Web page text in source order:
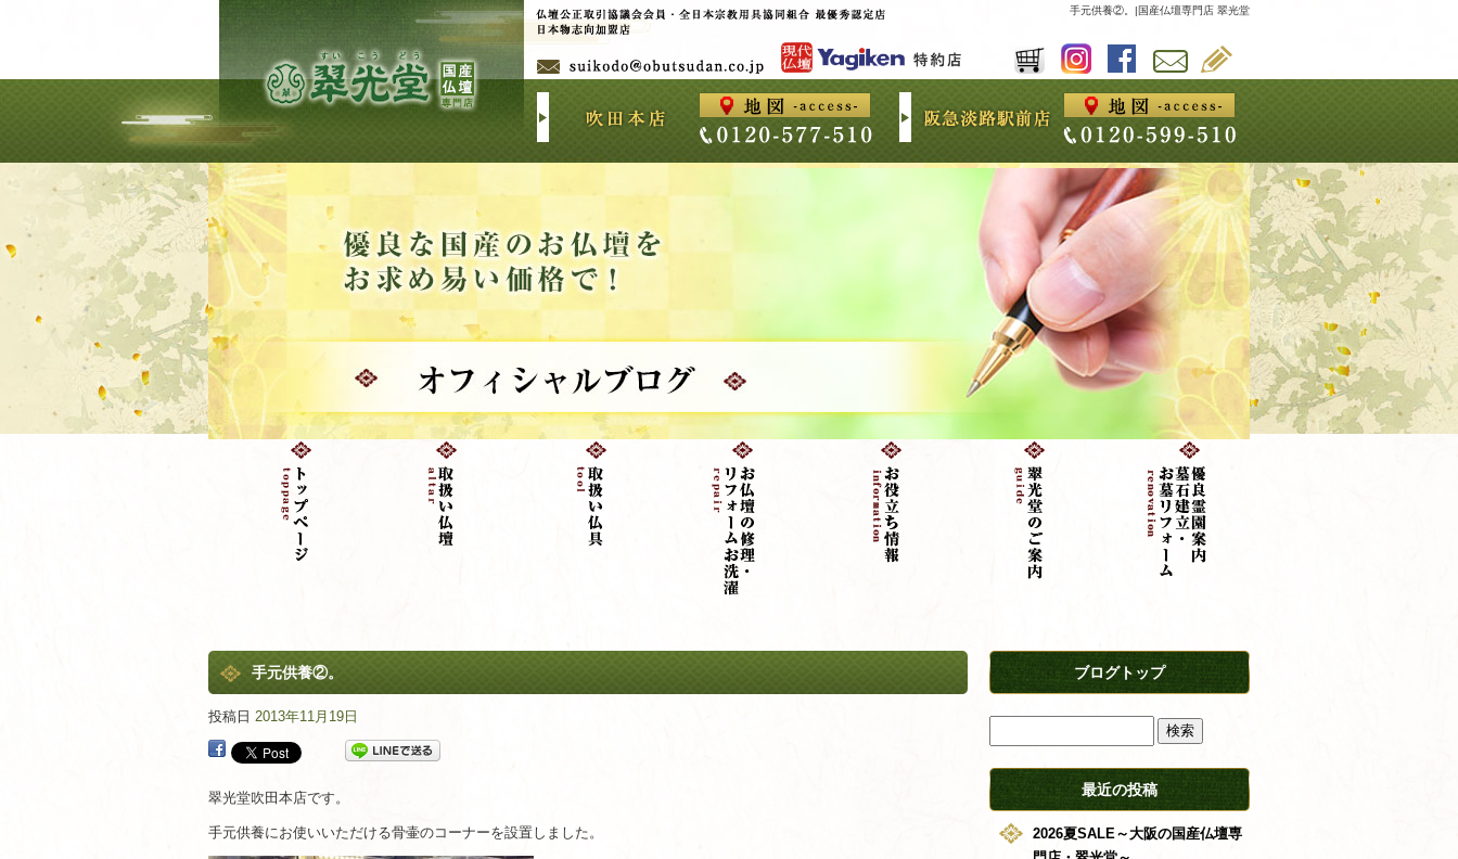
手元供養②。|国産仏壇専門店 翠光堂
手元供養②。
投稿日 2013年11月19日
翠光堂吹田本店です。
手元供養にお使いいただける骨壷のコーナーを設置しました。
ブログトップ
最近の投稿
2026夏SALE～大阪の国産仏壇専